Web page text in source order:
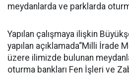
meydanlarda ve parklarda
Yapılan çalışmaya ilişkin
yapılan açıklamada“Milli İrade
üzere ilimizde bulunan
oturma bankları Fen İşleri ve